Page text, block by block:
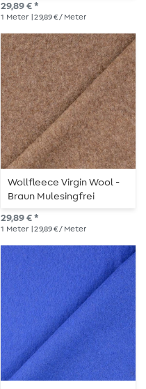
29,89 € *
1 Meter | 29,89 € / Meter
Wollfleece Virgin Wool -
Braun Mulesingfrei
29,89 € *
1 Meter | 29,89 € / Meter